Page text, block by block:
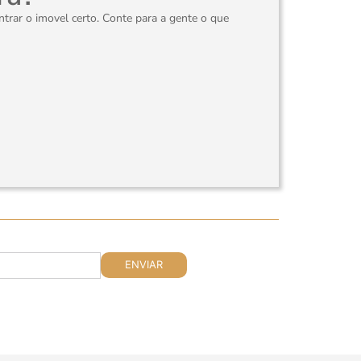
o imovel certo. Conte para a gente o que